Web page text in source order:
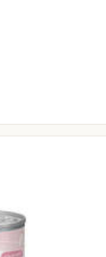
33,96